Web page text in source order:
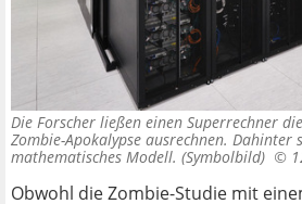
Die Forscher ließen einen Superrechner
Zombie-Apokalypse ausrechnen. Dahinter
mathematisches Modell. (Symbolbild) ©
Obwohl die Zombie-Studie mit